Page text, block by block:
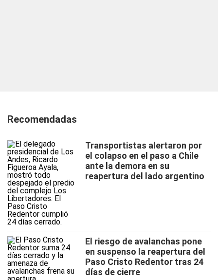
Recomendadas
Transportistas alertaron por
el colapso en el paso a Chile
ante la demora en su
reapertura del lado argentino
El riesgo de avalanchas pone
en suspenso la reapertura del
Paso Cristo Redentor tras 24
días de cierre